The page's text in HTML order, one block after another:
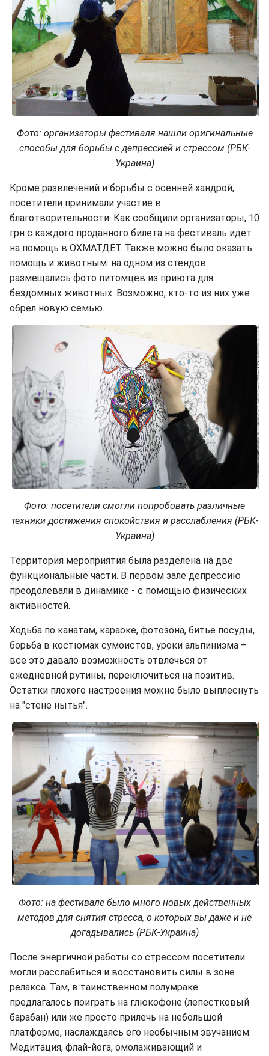
Фото: организаторы фестиваля нашли оригинальные
способы для борьбы с депрессией и стрессом (РБК-
Украина)
Кроме развлечений и борьбы с осенней хандрой,
посетители принимали участие в
благотворительности. Как сообщили организаторы, 10
грн с каждого проданного билета на фестиваль идет
на помощь в ОХМАТДЕТ. Также можно было оказать
помощь и животным: на одном из стендов
размещались фото питомцев из приюта для
бездомных животных. Возможно, кто-то из них уже
обрел новую семью.
Фото: посетители смогли попробовать различные
техники достижения спокойствия и расслабления (РБК-
Украина)
Территория мероприятия была разделена на две
функциональные части. В первом зале депрессию
преодолевали в динамике - с помощью физических
активностей.
Ходьба по канатам, караоке, фотозона, битье посуды,
борьба в костюмах сумоистов, уроки альпинизма –
все это давало возможность отвлечься от
ежедневной рутины, переключиться на позитив.
Остатки плохого настроения можно было выплеснуть
на "стене нытья".
Фото: на фестивале было много новых действенных
методов для снятия стресса, о которых вы даже и не
догадывались (РБК-Украина)
После энергичной работы со стрессом посетители
могли расслабиться и восстановить силы в зоне
релакса. Там, в таинственном полумраке
предлагалось поиграть на глюкофоне (лепестковый
барабан) или же просто прилечь на небольшой
платформе, наслаждаясь его необычным звучанием.
Медитация, флай-йога, омолаживающий и